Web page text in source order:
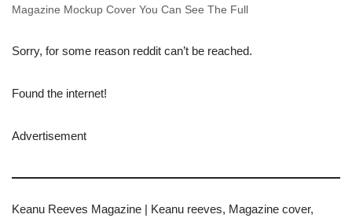
Magazine Mockup Cover You Can See The Full
Sorry, for some reason reddit can’t be reached.
Found the internet!
Advertisement
Keanu Reeves Magazine | Keanu reeves, Magazine cover,